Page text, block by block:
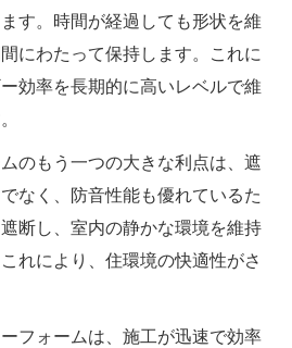
す。時間が経過しても形状を維
にわたって保持します。これに
効率を長期的に高いレベルで維
のもう一つの大きな利点は、遮
なく、防音性能も優れているた
断し、室内の静かな環境を維持
れにより、住環境の快適性がさ
フォームは、施工が迅速で効率